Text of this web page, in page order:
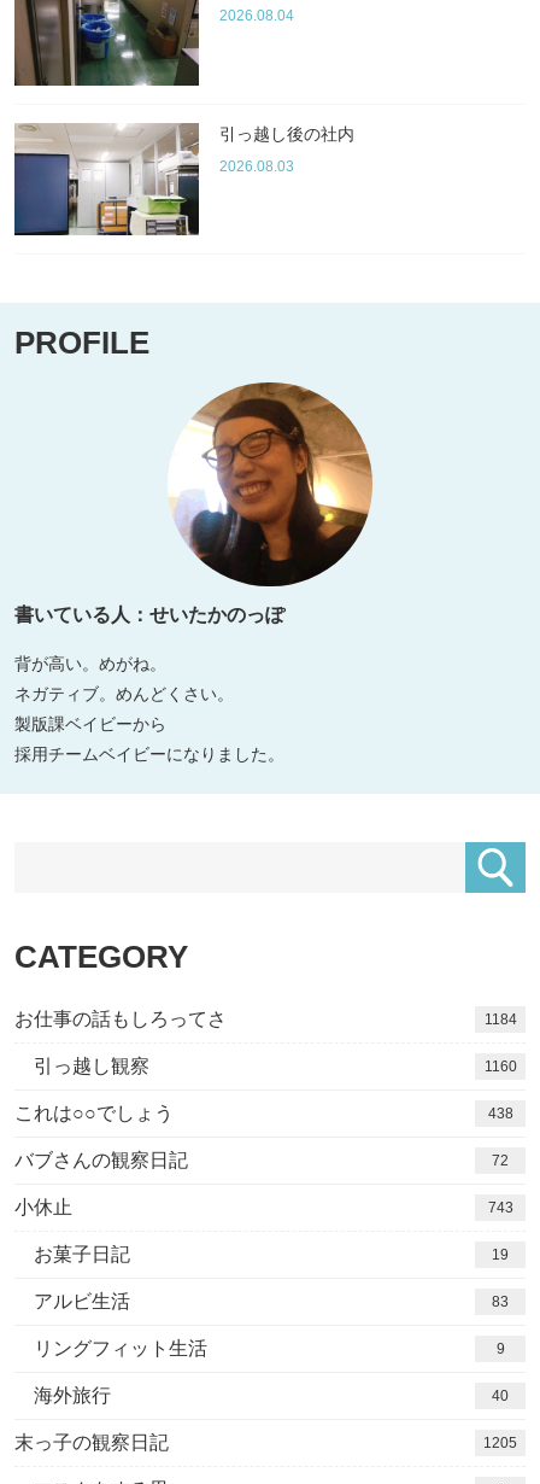
2026.08.04
引っ越し後の社内
2026.08.03
PROFILE
書いている人：せいたかのっぽ
背が高い。めがね。
ネガティブ。めんどくさい。
製版課ベイビーから
採用チームベイビーになりました。
CATEGORY
お仕事の話もしろってさ 1184
引っ越し観察 1160
これは○○でしょう 438
バブさんの観察日記 72
小休止 743
お菓子日記 19
アルビ生活 83
リングフィット生活 9
海外旅行 40
末っ子の観察日記 1205